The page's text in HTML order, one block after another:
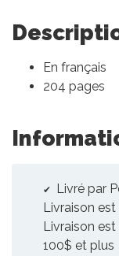
En français
204 pages
Livré par
Livraison
Livraison
100$ et plus